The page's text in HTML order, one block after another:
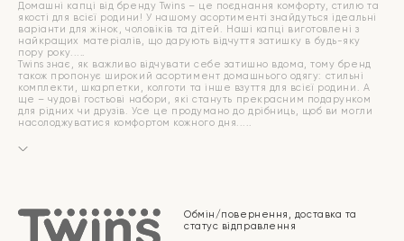
Домашні капці від бренду Twins – це поєднання комфорту, стилю та
якості для всієї родини! У нашому асортименті знайдуться ідеальні
варіанти для жінок, чоловіків та дітей. Наші капці виготовлені з
найкращих матеріалів, що дарують відчуття затишку в будь-яку
пору року.
Twins знає, як важливо відчувати себе затишно вдома, тому бренд
також пропонує широкий асортимент домашнього одягу: стильні
комплекти, шкарпетки, колготи та інше взуття для всієї родини. А
ще – чудові гостьові набори, які стануть прекрасним подарунком
для рідних чи друзів. Усе це продумано до дрібниць, щоб ви могли
насолоджуватися комфортом кожного дня.
Обмін/повернення, доставка та
статус відправлення